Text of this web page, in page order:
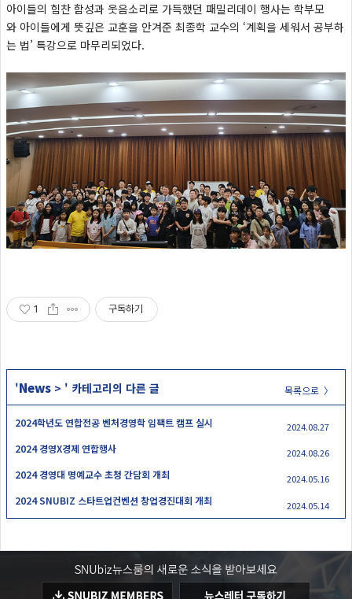
아이들의 힘찬 함성과 웃음소리로 가득했던 패밀리데이 행사는 학부모
와 아이들에게 뜻깊은 교훈을 안겨준 최종학 교수의 ‘계획을 세워서 공부하
는 법’ 특강으로 마무리되었다.
1 구독하기
목록으로 〉
'News> ' 카테고리의 다른 글
2024학년도 연합전공 벤처경영학 임팩트 캠프 실시 2024.08.27
2024 경영X경제 연합행사 2024.08.26
2024 경영대 명예교수 초청 간담회 개최 2024.05.16
2024 SNUBIZ 스타트업컨벤션 창업경진대회 개최 2024.05.14